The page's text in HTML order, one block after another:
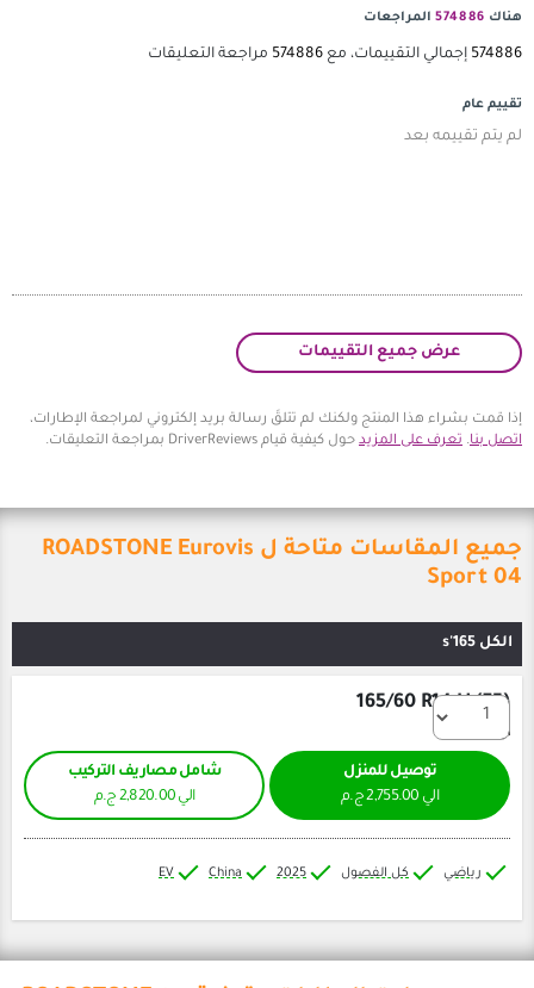
مع574886مراجعة التعليقات
التقييمات
ولكنك لم تتلقَ رسالة بريد إلكتروني لمراجعة الإطارات،
المزيدحول كيفية قيام DriverReviews بمراجعة التعليقات.
جميع المقاسات متاحة ل ROADSTONE Eurovis
165/
للمنزل
شامل مصاريف التركيب
كل الفصول 2025
China
EV